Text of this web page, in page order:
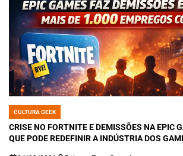
POSTED
IN
CULTURA GEEK
CRISE NO FORTNITE E DEMISSÕES NA EPIC
QUE PODE REDEFINIR A INDÚSTRIA DOS